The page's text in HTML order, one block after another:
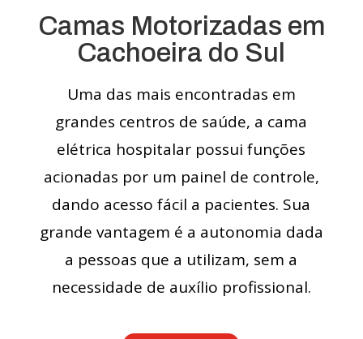
Camas Motorizadas em
Cachoeira do Sul
Uma das mais encontradas em
grandes centros de saúde, a cama
elétrica hospitalar possui funções
acionadas por um painel de controle,
dando acesso fácil a pacientes. Sua
grande vantagem é a autonomia dada
a pessoas que a utilizam, sem a
necessidade de auxílio profissional.